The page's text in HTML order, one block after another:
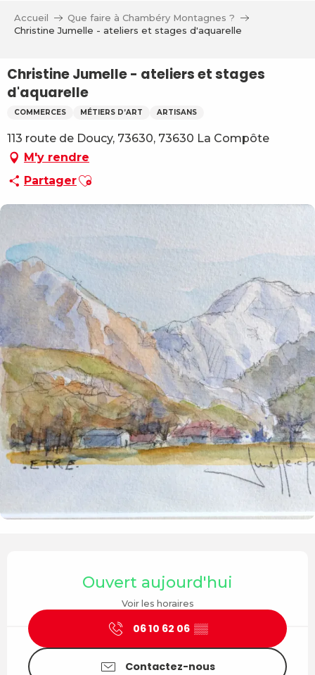
Accueil
Que faire à Chambéry Montagnes ?
Christine Jumelle - ateliers et stages d'aquarelle
Christine Jumelle - ateliers et stages
d'aquarelle
COMMERCES MÉTIERS D’ART ARTISANS
113 route de Doucy, 73630, 73630 La Compôte
M'y rendre
PartagerAjouter aux favoris
Ouvert aujourd'hui
Voir les horaires
06 10 62 06 ▒▒
Contactez-nous